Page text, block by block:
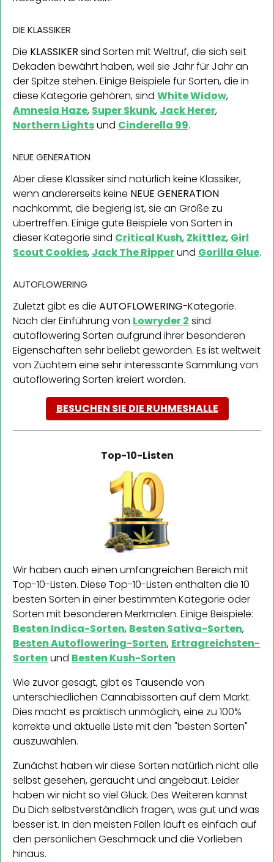
DIE KLASSIKER
Die KLASSIKER sind Sorten mit Weltruf, die sich seit
Dekaden bewährt haben, weil sie Jahr für Jahr an
der Spitze stehen. Einige Beispiele für Sorten, die in
diese Kategorie gehören, sind White Widow,
Amnesia Haze, Super Skunk, Jack Herer,
Northern Lightsund Cinderella 99.
NEUE GENERATION
Aber diese Klassiker sind natürlich keine Klassiker,
wenn andererseits keine NEUE GENERATION
nachkommt, die begierig ist, sie an Größe zu
übertreffen. Einige gute Beispiele von Sorten in
dieser Kategorie sind Critical Kush, Zkittlez, Girl
Scout Cookies, Jack The Ripperund Gorilla Glue.
AUTOFLOWERING
Zuletzt gibt es die AUTOFLOWERING-Kategorie.
Nach der Einführung von Lowryder 2 sind
autoflowering Sorten aufgrund ihrer besonderen
Eigenschaften sehr beliebt geworden. Es ist weltweit
von Züchtern eine sehr interessante Sammlung von
autoflowering Sorten kreiert worden.
BESUCHEN SIE DIE RUHMESHALLE
Top-10-Listen
Wir haben auch einen umfangreichen Bereich mit
Top-10-Listen. Diese Top-10-Listen enthalten die 10
besten Sorten in einer bestimmten Kategorie oder
Sorten mit besonderen Merkmalen. Einige Beispiele:
Besten Indica-Sorten, Besten Sativa-Sorten,
Besten Autoflowering-Sorten, Ertragreichsten-
Sorten und Besten Kush-Sorten
Wie zuvor gesagt, gibt es Tausende von
unterschiedlichen Cannabissorten auf dem Markt.
Dies macht es praktisch unmöglich, eine zu 100%
korrekte und aktuelle Liste mit den "besten Sorten"
auszuwählen.
Zunächst haben wir diese Sorten natürlich nicht alle
selbst gesehen, geraucht und angebaut. Leider
haben wir nicht so viel Glück. Des Weiteren kannst
Du Dich selbstverständlich fragen, was gut und was
besser ist. In den meisten Fällen läuft es einfach auf
den persönlichen Geschmack und die Vorlieben
hinaus.